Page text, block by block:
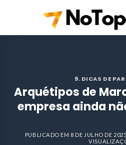
9. DICAS DE
Arquétipos de
empresa ainda
PUBLICADO EM 8 DE JULHO DE 2025